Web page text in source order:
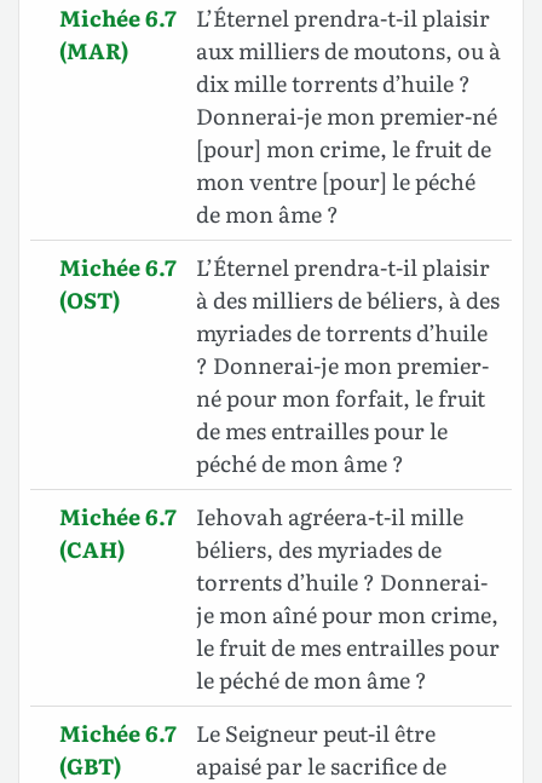
Michée 6.7
(MAR)
L’Éternel prendra-t-il plaisir
aux milliers de moutons, ou à
dix mille torrents d’huile ?
Donnerai-je mon premier-né
[pour] mon crime, le fruit de
mon ventre [pour] le péché
de mon âme ?
Michée 6.7
(OST)
L’Éternel prendra-t-il plaisir
à des milliers de béliers, à des
myriades de torrents d’huile
? Donnerai-je mon premier-
né pour mon forfait, le fruit
de mes entrailles pour le
péché de mon âme ?
Michée 6.7
(CAH)
Iehovah agréera-t-il mille
béliers, des myriades de
torrents d’huile ? Donnerai-
je mon aîné pour mon crime,
le fruit de mes entrailles pour
le péché de mon âme ?
Michée 6.7
(GBT)
Le Seigneur peut-il être
apaisé par le sacrifice de